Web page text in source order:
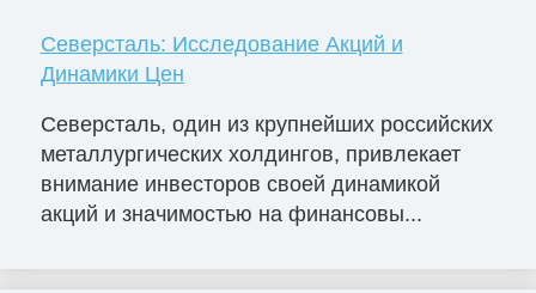
Северсталь: Исследование Акций и
Динамики Цен
Северсталь, один из крупнейших российских
металлургических холдингов, привлекает
внимание инвесторов своей динамикой
акций и значимостью на финансовы...